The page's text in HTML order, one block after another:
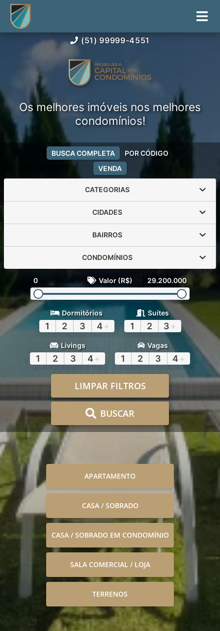
(51) 99999-4551
Os melhores imóveis nos melhores
condomínios!
VENDA
BUSCA COMPLETA POR CÓDIGO
CATEGORIAS
CIDADES
BAIRROS
CONDOMÍNIOS
0 Valor (R$) 29.200.000
Dormitórios
1 2 3 4 +
Suítes
1 2 3 +
Livings
1 2 3 4 +
Vagas
1 2 3 4 +
LIMPAR FILTROS
BUSCAR
APARTAMENTO
CASA / SOBRADO
CASA / SOBRADO EM CONDOMÍNIO
SALA COMERCIAL / LOJA
TERRENOS